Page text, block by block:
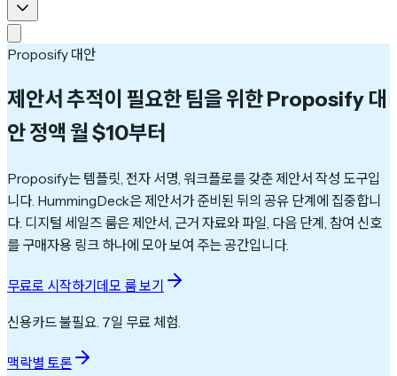
Proposify 대안
제안서 추적이 필요한 팀을 위한 Proposify 대
안정액 월 $10부터
Proposify는 템플릿, 전자 서명, 워크플로를 갖춘 제안서 작성 도구입
니다. HummingDeck은 제안서가 준비된 뒤의 공유 단계에 집중합니
다. 디지털 세일즈 룸은 제안서, 근거 자료와 파일, 다음 단계, 참여 신호
를 구매자용 링크 하나에 모아 보여 주는 공간입니다.
무료로 시작하기 데모 룸 보기
신용카드 불필요. 7일 무료 체험.
맥락별 토론